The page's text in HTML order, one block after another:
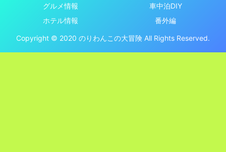
グルメ情報
車中泊DIY
ホテル情報
番外編
Copyright © 2020 のりわんこの大冒険 All Rights Reserved.